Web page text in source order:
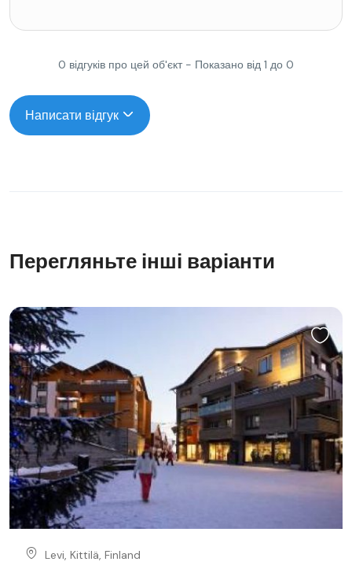
0 відгуків про цей об'єкт - Показано від 1 до 0
Написати відгук
Перегляньте інші варіанти
Levi, Kittilä, Finland